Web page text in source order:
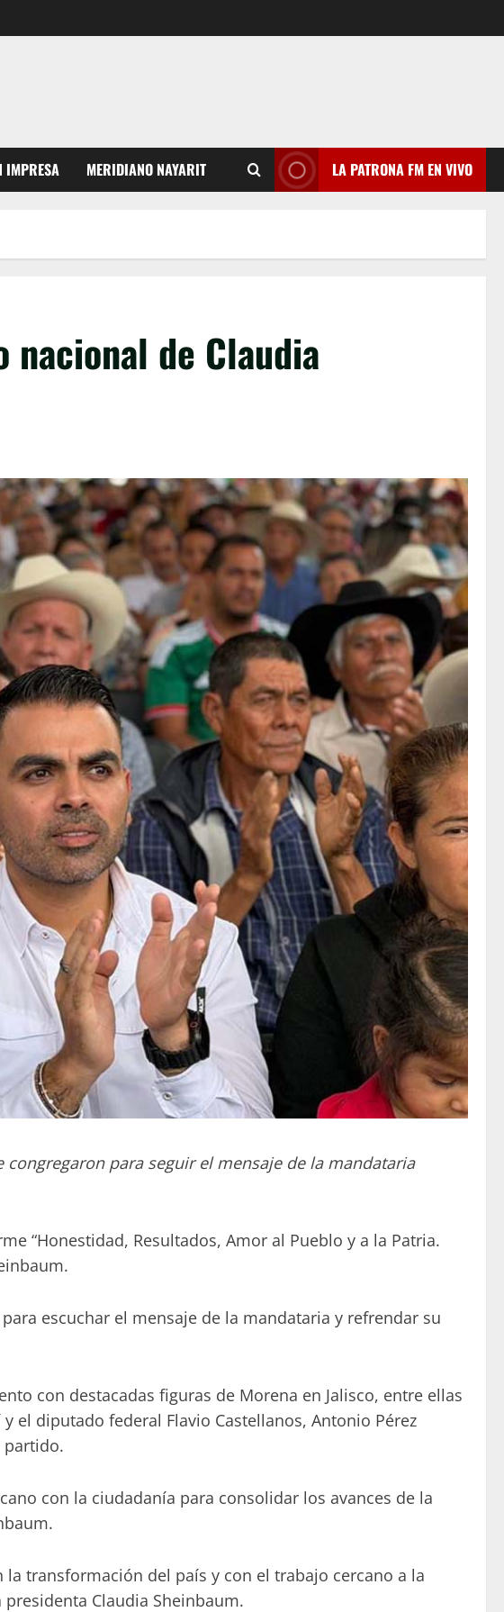
IMPRESA MERIDIANO NAYARIT LA PATRONA FM EN VIVO
de Claudia
para seguir el mensaje de la mandataria
“Honestidad, Resultados, Amor al Pueblo y a la Patria.
escuchar el mensaje de la mandataria y refrendar su
con destacadas figuras de Morena en Jalisco, entre ellas
el diputado federal Flavio Castellanos, Antonio Pérez
partido.
con la ciudadanía para consolidar los avances de la
transformación del país y con el trabajo cercano a la
Claudia Sheinbaum.